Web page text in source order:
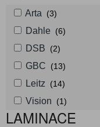
Arta (3)
Dahle (6)
DSB (2)
GBC (13)
Leitz (14)
Vision (1)
LAMINACE